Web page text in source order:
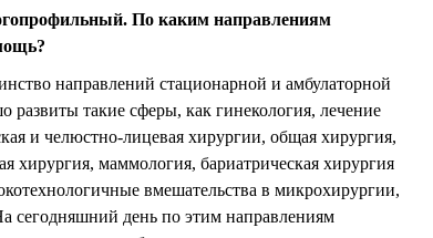
По каким направлениям
направлений стационарной и амбулаторной
такие сферы, как гинекология, лечение
и челюстно-лицевая хирургии, общая хирургия,
хирургия, маммология, бариатрическая хирургия
вмешательства в микрохирургии,
сегодняшний день по этим направлениям